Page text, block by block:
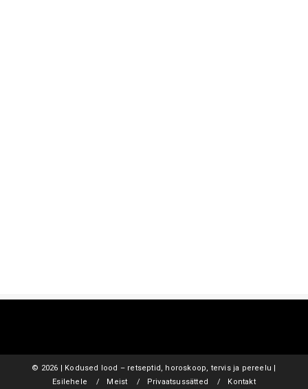
© 2026 | Kodused lood – retseptid, horoskoop, tervis ja pereelu |
Esilehele
Meist Privaatsussätted Kontakt